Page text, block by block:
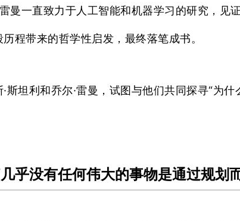
曼一直致力于人工智能和机器学习的研究，见
程带来的哲学性启发，最终落笔成书。
斯坦利和乔尔·雷曼，试图与他们共同探寻“为
乎没有任何伟大的事物是通过规划